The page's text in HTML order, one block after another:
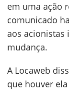
em uma ação
comunicado
aos acionistas
mudança.
A Locaweb
que houver ela